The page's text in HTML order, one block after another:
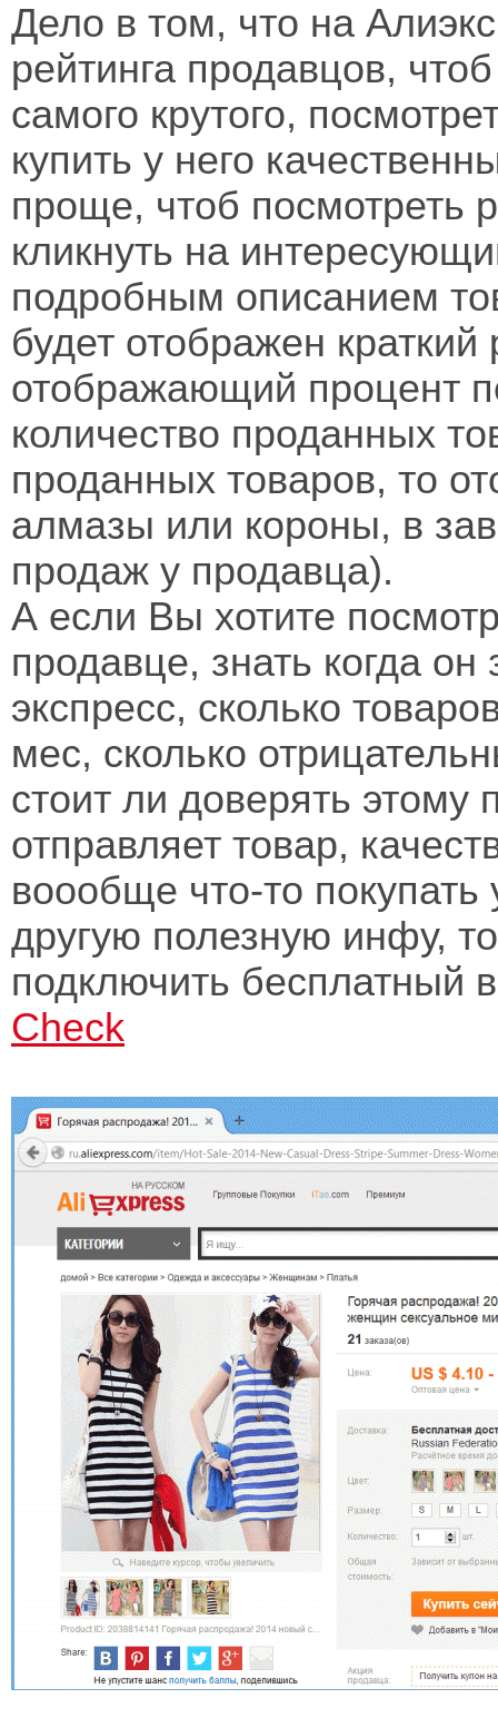
Дело в том, что на
рейтинга продавцов,
самого крутого,
купить у него
проще, чтоб посмотреть
кликнуть на
подробным описанием
будет отображен
отображающий процент
количество проданных
проданных товаров, то
алмазы или короны, в
продаж у продавца).
А если Вы хотите
продавце, знать когда
экспресс, сколько
мес, сколько
стоит ли доверять этому
отправляет товар,
воообще что-то покупать
другую полезную инфу,
подключить бесплатный
Check